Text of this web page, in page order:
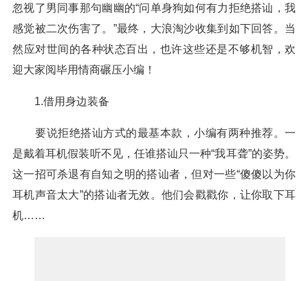
忽视了男同事那句幽幽的“问单身狗如何有力拒绝搭讪，我
感觉被二次伤害了。”最终，大浪淘沙收集到如下回答。当
然应对世间的各种状态百出，也许这些还是不够机智，欢
迎大家阅毕用情商碾压小编！
1.借用身边装备
要说拒绝搭讪方式的最基本款，小编有两种推荐。一
是戴着耳机假装听不见，任谁搭讪只一种“我耳聋”的姿势。
这一招可杀退有自知之明的搭讪者，但对一些“傻傻以为你
耳机声音太大”的搭讪者无效。他们会戳戳你，让你取下耳
机……